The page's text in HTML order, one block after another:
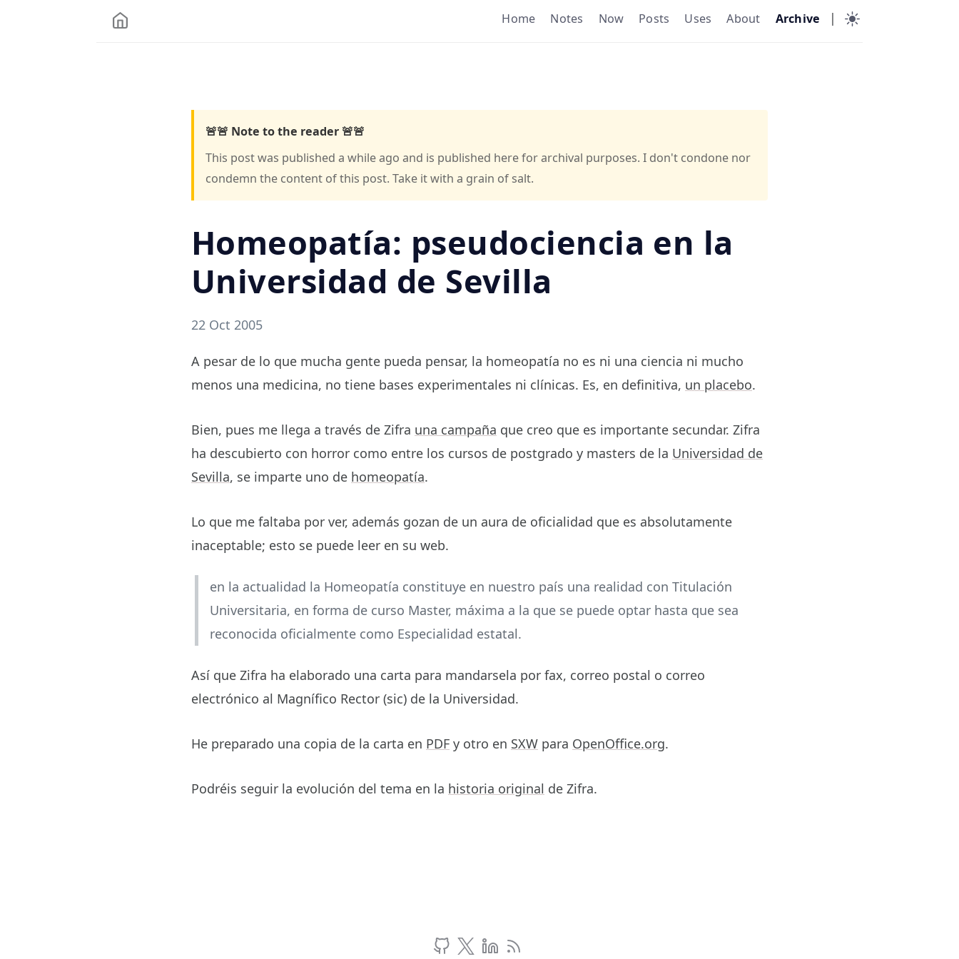
Home Notes Now Posts Uses About Archive |
🚨🚨 Note to the reader 🚨🚨
This post was published a while ago and is published here for archival purposes. I don't condone nor
condemn the content of this post. Take it with a grain of salt.
Homeopatía: pseudociencia en la
Universidad de Sevilla
22 Oct 2005
A pesar de lo que mucha gente pueda pensar, la homeopatía no es ni una ciencia ni mucho
menos una medicina, no tiene bases experimentales ni clínicas. Es, en definitiva, un placebo.
Bien, pues me llega a través de Zifra una campaña que creo que es importante secundar. Zifra
ha descubierto con horror como entre los cursos de postgrado y masters de la Universidad de
Sevilla, se imparte uno de homeopatía.
Lo que me faltaba por ver, además gozan de un aura de oficialidad que es absolutamente
inaceptable; esto se puede leer en su web.
en la actualidad la Homeopatía constituye en nuestro país una realidad con Titulación
Universitaria, en forma de curso Master, máxima a la que se puede optar hasta que sea
reconocida oficialmente como Especialidad estatal.
Así que Zifra ha elaborado una carta para mandarsela por fax, correo postal o correo
electrónico al Magnífico Rector (sic) de la Universidad.
He preparado una copia de la carta en PDF y otro en SXW para OpenOffice.org.
Podréis seguir la evolución del tema en la historia original de Zifra.